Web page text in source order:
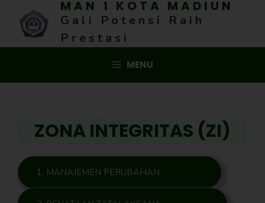
content
MAN 1 KOTA MADIUN
Gali Potensi Raih
Prestasi
MENU
ZONA INTEGRITAS (ZI)
1. MANAJEMEN PERUBAHAN